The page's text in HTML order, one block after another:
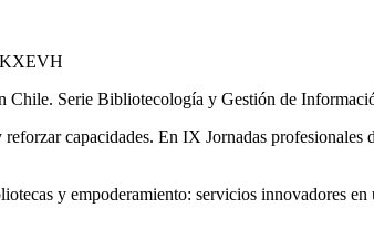
Chile. Serie Bibliotecología y Gestión de
capacidades. En IX Jornadas profesionales
y empoderamiento: servicios innovadores en